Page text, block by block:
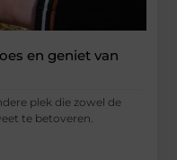
en geniet van
plek die zowel de
te betoveren.